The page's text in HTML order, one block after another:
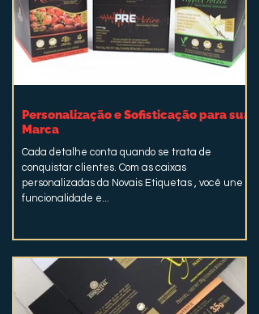
Personalização e Sofisticação para sua
Marca
Cada detalhe conta quando se trata de
conquistar clientes. Com as caixas
personalizadas da Novais Etiquetas , você une
funcionalidade e...